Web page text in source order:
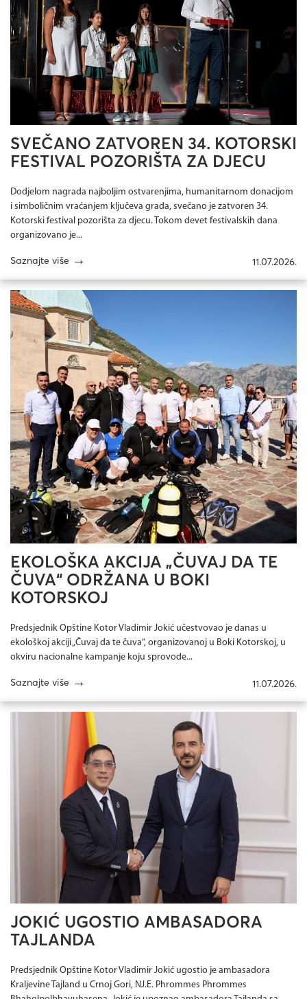
SVEČANO ZATVOREN 34. KOTORSKI
FESTIVAL POZORIŠTA ZA DJECU
Dodjelom nagrada najboljim ostvarenjima, humanitarnom donacijom
i simboličnim vraćanjem ključeva grada, svečano je zatvoren 34.
Kotorski festival pozorišta za djecu. Tokom devet festivalskih dana
organizovano je...
Saznajte više → 11.07.2026.
EKOLOŠKA AKCIJA „ČUVAJ DA TE
ČUVA“ ODRŽANA U BOKI
KOTORSKOJ
Predsjednik Opštine Kotor Vladimir Jokić učestvovao je danas u
ekološkoj akciji „Čuvaj da te čuva“, organizovanoj u Boki Kotorskoj, u
okviru nacionalne kampanje koju sprovode...
Saznajte više → 11.07.2026.
JOKIĆ UGOSTIO AMBASADORA
TAJLANDA
Predsjednik Opštine Kotor Vladimir Jokić ugostio je ambasadora
Kraljevine Tajland u Crnoj Gori, NJ.E. Phrommes Phrommes